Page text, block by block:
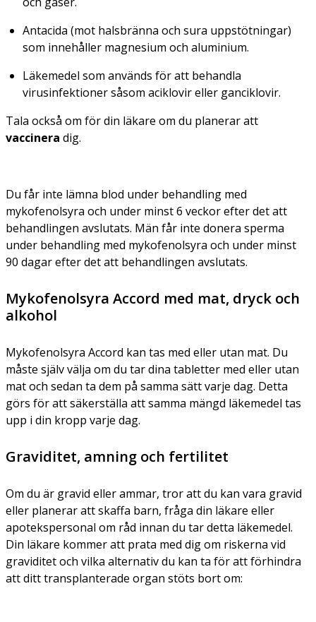
Antacida (mot halsbränna och sura uppstötningar)
som innehåller magnesium och aluminium.
Läkemedel som används för att behandla
virusinfektioner såsom aciklovir eller ganciklovir.
Tala också om för din läkare om du planerar att
vaccinera dig.
Du får inte lämna blod under behandling med
mykofenolsyra och under minst 6 veckor efter det att
behandlingen avslutats. Män får inte donera sperma
under behandling med mykofenolsyra och under minst
90 dagar efter det att behandlingen avslutats.
Mykofenolsyra Accord med mat, dryck och
alkohol
Mykofenolsyra Accord kan tas med eller utan mat. Du
måste själv välja om du tar dina tabletter med eller utan
mat och sedan ta dem på samma sätt varje dag. Detta
görs för att säkerställa att samma mängd läkemedel tas
upp i din kropp varje dag.
Graviditet, amning och fertilitet
Om du är gravid eller ammar, tror att du kan vara gravid
eller planerar att skaffa barn, fråga din läkare eller
apotekspersonal om råd innan du tar detta läkemedel.
Din läkare kommer att prata med dig om riskerna vid
graviditet och vilka alternativ du kan ta för att förhindra
att ditt transplanterade organ stöts bort om: